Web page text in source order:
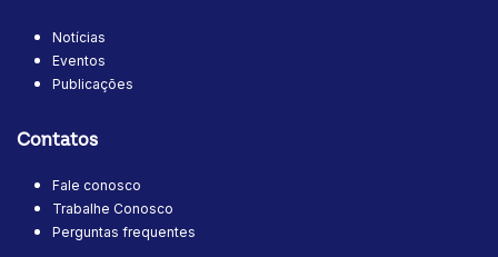
Notícias
Eventos
Publicações
Contatos
Fale conosco
Trabalhe Conosco
Perguntas frequentes